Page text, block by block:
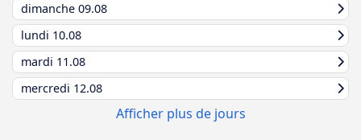
dimanche 09.08
lundi 10.08
mardi 11.08
mercredi 12.08
Afficher plus de jours